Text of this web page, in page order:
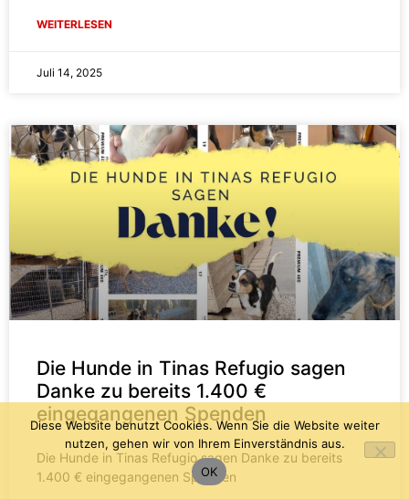
WEITERLESEN
Juli 14, 2025
Die Hunde in Tinas Refugio sagen
Danke zu bereits 1.400 €
eingegangenen Spenden
Die Hunde in Tinas Refugio sagen Danke zu bereits
1.400 € eingegangenen Spenden
Diese Website benutzt Cookies. Wenn Sie die Website weiter
nutzen, gehen wir von Ihrem Einverständnis aus.
OK